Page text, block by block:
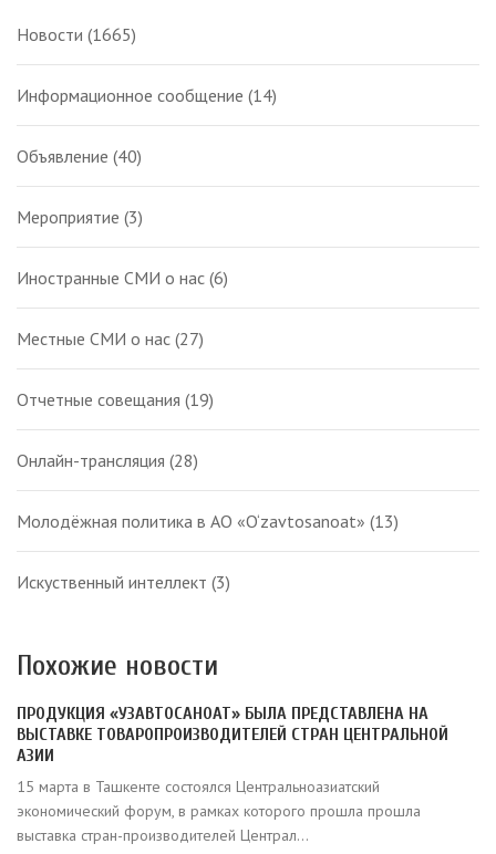
Новости (1665)
Информационное сообщение (14)
Объявление (40)
Мероприятие (3)
Иностранные СМИ о нас (6)
Местные СМИ о нас (27)
Отчетные совещания (19)
Онлайн-трансляция (28)
Молодёжная политика в АО «O‘zavtosanoat» (13)
Искуственный интеллект (3)
Похожие новости
ПРОДУКЦИЯ «УЗАВТОСАНОАТ» БЫЛА ПРЕДСТАВЛЕНА НА
ВЫСТАВКЕ ТОВАРОПРОИЗВОДИТЕЛЕЙ СТРАН ЦЕНТРАЛЬНОЙ
АЗИИ
15 марта в Ташкенте состоялся Центральноазиатский
экономический форум, в рамках которого прошла прошла
выставка стран-производителей Централ...